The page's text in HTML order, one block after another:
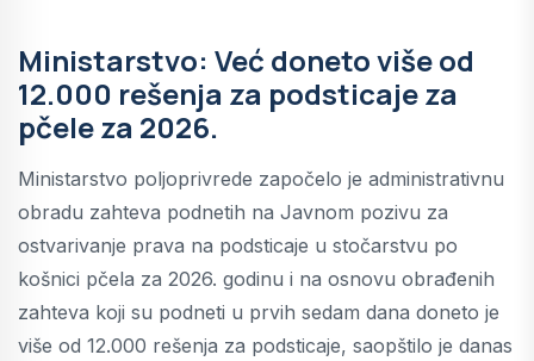
Ministarstvo: Već doneto više od
12.000 rešenja za podsticaje za
pčele za 2026.
Ministarstvo poljoprivrede započelo je administrativnu
obradu zahteva podnetih na Javnom pozivu za
ostvarivanje prava na podsticaje u stočarstvu po
košnici pčela za 2026. godinu i na osnovu obrađenih
zahteva koji su podneti u prvih sedam dana doneto je
više od 12.000 rešenja za podsticaje, saopštilo je danas